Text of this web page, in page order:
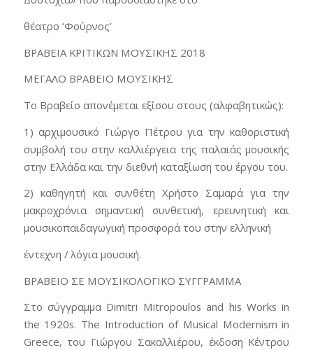
θέατρο ‘Φούρνος’
ΒΡΑΒΕΙΑ ΚΡΙΤΙΚΩΝ ΜΟΥΣΙΚΗΣ 2018
ΜΕΓΑΛΟ ΒΡΑΒΕΙΟ ΜΟΥΣΙΚΗΣ
Το Βραβείο απονέμεται εξίσου στους (αλφαβητικώς):
1) αρχιμουσικό Γιώργο Πέτρου για την καθοριστική
συμβολή του στην καλλιέργεια της παλαιάς μουσικής
στην Ελλάδα και την διεθνή καταξίωση του έργου του.
2) καθηγητή και συνθέτη Χρήστο Σαμαρά για την
μακροχρόνια σημαντική συνθετική, ερευνητική και
μουσικοπαιδαγωγική προσφορά του στην ελληνική
έντεχνη / λόγια μουσική.
ΒΡΑΒΕΙΟ ΣΕ ΜΟΥΣΙΚΟΛΟΓΙΚΟ ΣΥΓΓΡΑΜΜΑ
Στο σύγγραμμα Dimitri Mitropoulos and his Works in
the 1920s. The Introduction of Musical Modernism in
Greece, του Γιώργου Σακαλλιέρου, έκδοση Κέντρου